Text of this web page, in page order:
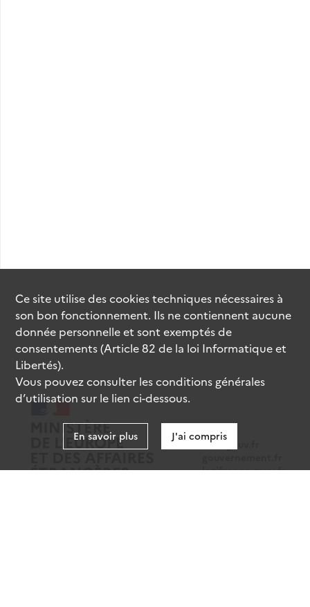
data.gouv.fr
legifrance.gouv.fr
Ce site utilise descookiestechniques nécessaires à
son bon fonctionnement. Ils ne contiennent aucune
donnée personnelle et sont exemptés de
consentements (Article 82 de la loi Informatique et
Libertés).
Vous pouvez consulter les conditions générales
d’utilisation sur le lien ci-dessous.
En savoir plus J'ai compris